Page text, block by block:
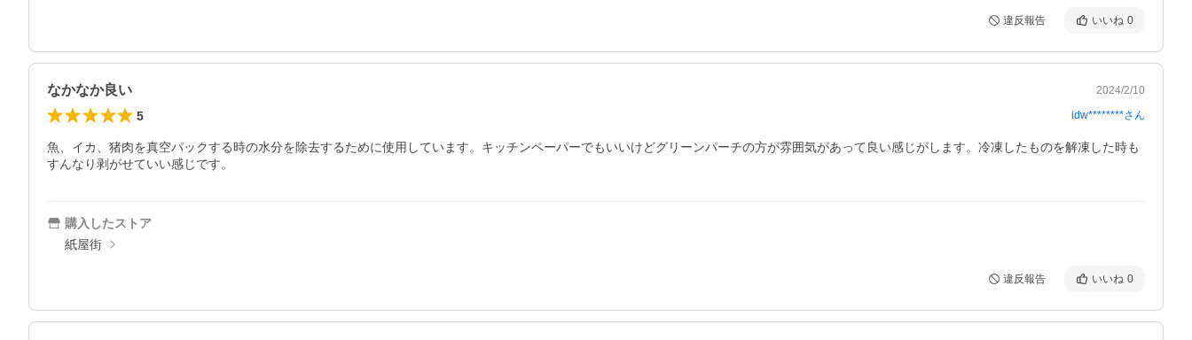
違反報告 いいね 0
なかなか良い 2024/2/10
5 idw********さん
魚、イカ、猪肉を真空パックする時の水分を除去するために使用しています。キッチンペーパーでもいいけどグリーンパーチの方が雰囲気があって良い感じがします。冷凍したものを解凍した時も
すんなり剥がせていい感じです。
購入したストア
紙屋街
違反報告 いいね 0